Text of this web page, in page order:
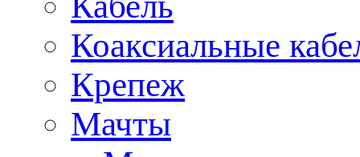
Коаксиальные
Крепеж
Мачты